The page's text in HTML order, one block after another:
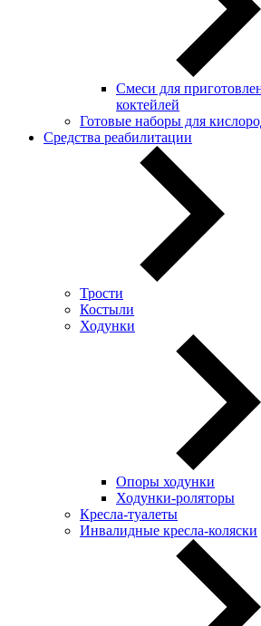
Смеси для
коктейлей
Готовые наборы для
Средства реабилитации
Трости
Костыли
Ходунки
Опоры ходунки
Ходунки-роляторы
Кресла-туалеты
Инвалидные кресла-коляски